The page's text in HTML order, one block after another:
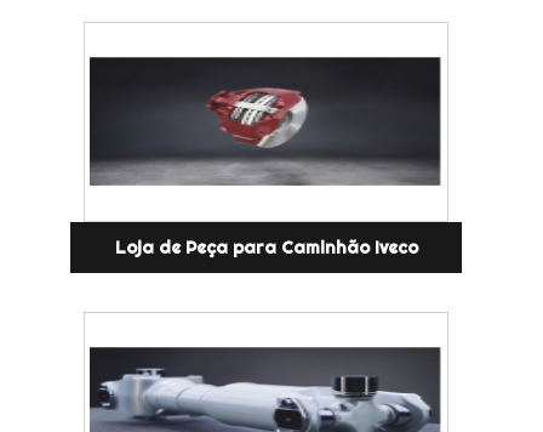
Loja de Peça para Caminhão Iveco